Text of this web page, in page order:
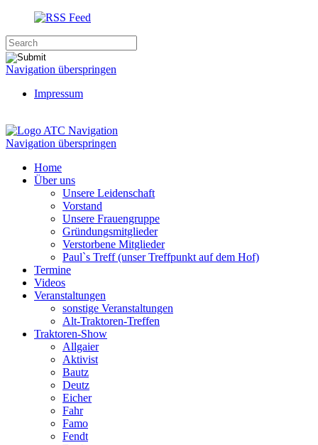
Navigation überspringen
Impressum
Navigation
Navigation überspringen
Home
Über uns
Unsere Leidenschaft
Vorstand
Unsere Frauengruppe
Gründungsmitglieder
Verstorbene Mitglieder
Paul`s Treff (unser Treffpunkt auf dem Hof)
Termine
Videos
Veranstaltungen
sonstige Veranstaltungen
Alt-Traktoren-Treffen
Traktoren-Show
Allgaier
Aktivist
Bautz
Deutz
Eicher
Fahr
Famo
Fendt